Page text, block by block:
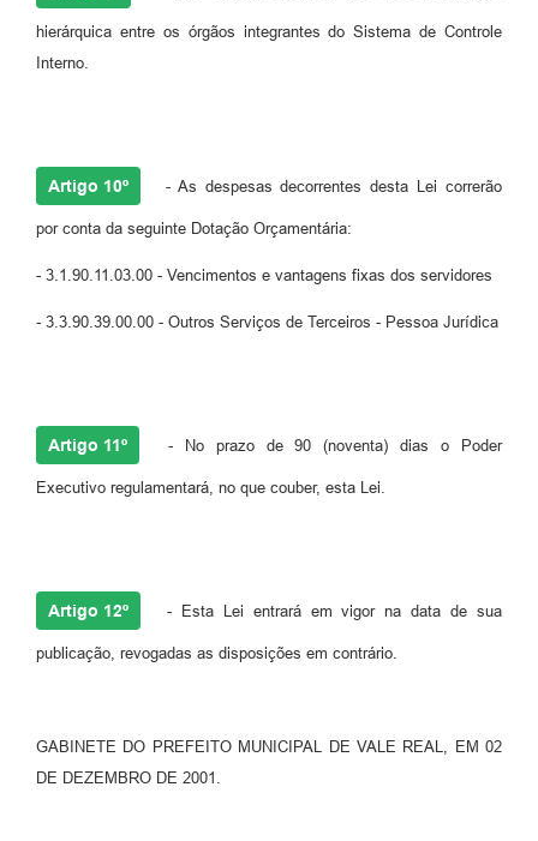
hierárquica entre os órgãos integrantes do Sistema de Controle
Interno.
Artigo 10º - As despesas decorrentes desta Lei correrão
por conta da seguinte Dotação Orçamentária:
- 3.1.90.11.03.00 - Vencimentos e vantagens fixas dos servidores
- 3.3.90.39.00.00 - Outros Serviços de Terceiros - Pessoa Jurídica
Artigo 11º - No prazo de 90 (noventa) dias o Poder
Executivo regulamentará, no que couber, esta Lei.
Artigo 12º - Esta Lei entrará em vigor na data de sua
publicação, revogadas as disposições em contrário.
GABINETE DO PREFEITO MUNICIPAL DE VALE REAL, EM 02
DE DEZEMBRO DE 2001.